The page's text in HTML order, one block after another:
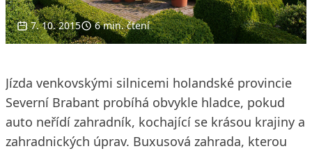
7. 10. 2015 6 min. čtení
Jízda venkovskými silnicemi holandské provincie
Severní Brabant probíhá obvykle hladce, pokud
auto neřídí zahradník, kochající se krásou krajiny a
zahradnických úprav. Buxusová zahrada, kterou